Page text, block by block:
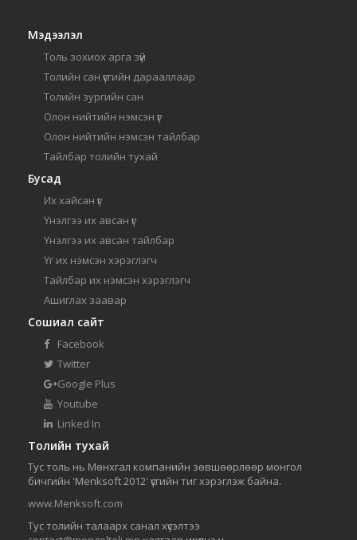
Мэдээлэл
Толь зохиох арга зүй
Толийн сан үсгийн дарааллаар
Толийн зургийн сан
Олон нийтийн нэмсэн үг
Олон нийтийн нэмсэн тайлбар
Тайлбар толийн тухай
Бусад
Их хайсан үг
Үнэлгээ их авсан үг
Үнэлгээ их авсан тайлбар
Үг их нэмсэн хэрэглэгч
Тайлбар их нэмсэн хэрэглэгч
Ашиглах заавар
Сошиал сайт
Facebook
Twitter
Google Plus
Youtube
Linked In
Толийн тухай
Тус толь нь Мөнхгал компанийн зөвшөөрлөөр монгол
бичгийн 'Menksoft 2012' үсгийн тиг хэрэглэж байна.
www.Menksoft.com
Тус толийн талаарх санал хүсэлтээ